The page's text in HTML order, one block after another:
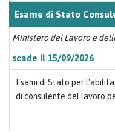
Esame di Stato
Ministero del Lavoro e
scade il 15/09/2026
Esami di Stato per
di consulente del lavoro